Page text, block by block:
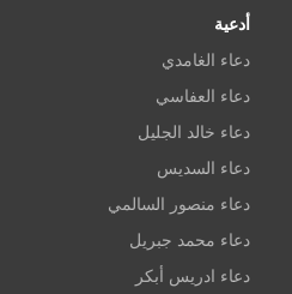
أدعية
دعاء الغامدي
دعاء العفاسي
دعاء خالد الجليل
دعاء السديس
دعاء منصور السالمي
دعاء محمد جبريل
دعاء ادريس أبكر